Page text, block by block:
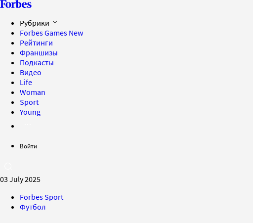
Рубрики
Forbes Games New
Рейтинги
Франшизы
Подкасты
Видео
Life
Woman
Sport
Young
Войти
03 July 2025
Forbes Sport
Футбол